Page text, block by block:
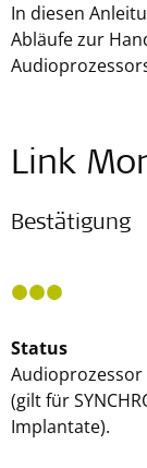
In diesen
Abläufe zur
Link
Bestätigung
Status
(gilt für
Implantate).